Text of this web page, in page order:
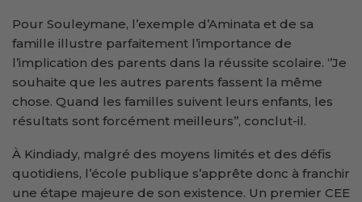
Pour Souleymane, l’exemple d’Aminata et de sa
famille illustre parfaitement l’importance de
l’implication des parents dans la réussite scolaire. ‘’Je
souhaite que les autres parents fassent la même
chose. Quand les familles suivent leurs enfants, les
résultats sont forcément meilleurs’’, conclut-il.
À Kindiady, malgré des moyens limités et des défis
quotidiens, l’école publique s’apprête donc à franchir
une étape majeure de son existence. Un premier CEE